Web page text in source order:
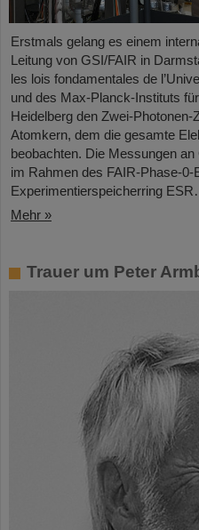
Erstmals gelang es einem
Leitung von GSI/FAIR in
les lois fondamentales de
und des Max-Planck-Instituts
Heidelberg den Zwei-Photonen-
Atomkern, dem die gesamte
beobachten. Die Messungen
im Rahmen des FAIR-Phase-
Experimentierspeicherring
Mehr »
Trauer um Peter